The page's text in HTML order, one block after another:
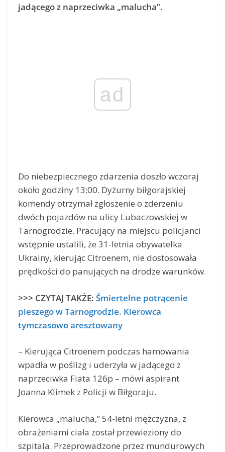
jadącego z naprzeciwka „malucha”.
ad
Do niebezpiecznego zdarzenia doszło wczoraj
około godziny 13:00. Dyżurny biłgorajskiej
komendy otrzymał zgłoszenie o zderzeniu
dwóch pojazdów na ulicy Lubaczowskiej w
Tarnogrodzie. Pracujący na miejscu policjanci
wstępnie ustalili, że 31-letnia obywatelka
Ukrainy, kierując Citroenem, nie dostosowała
prędkości do panujących na drodze warunków.
>>> CZYTAJ TAKŻE: Śmiertelne potrącenie
pieszego w Tarnogrodzie. Kierowca
tymczasowo aresztowany
– Kierująca Citroenem podczas hamowania
wpadła w poślizg i uderzyła w jadącego z
naprzeciwka Fiata 126p – mówi aspirant
Joanna Klimek z Policji w Biłgoraju.
Kierowca „malucha,” 54-letni mężczyzna, z
obrażeniami ciała został przewieziony do
szpitala. Przeprowadzone przez mundurowych